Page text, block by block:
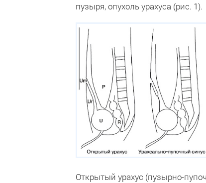
пузыря, опухоль урахуса (рис. 1).
Открытый урахус (пузырно-